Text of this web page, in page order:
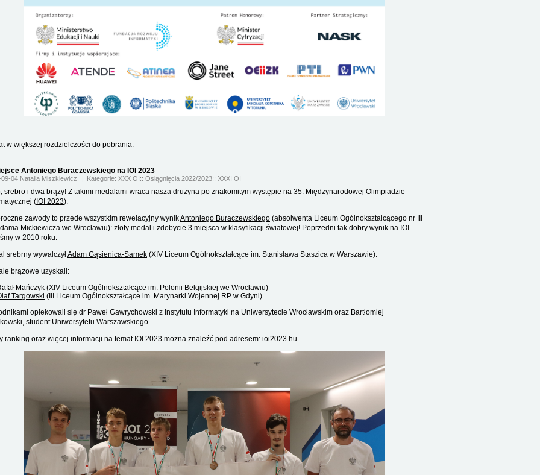
w większej rozdzielczości do pobrania.
Antoniego Buraczewskiego na IOI 2023
04 Natalia Miszkiewicz Kategorie: XXX OI Osiągnięcia 2022/2023 XXXI OI
srebro i dwa brązy! Z takimi medalami wraca nasza drużyna po znakomitym występie na 35. Międzynarodowej Olimpiadzie
( IOI 2023).
zawody to przede wszystkim rewelacyjny wynikAntoniego Buraczewskiego (absolwenta Liceum Ogólnokształcącego nr III
Mickiewicza we Wrocławiu): złoty medal i zdobycie 3 miejsca w klasyfikacji światowej! Poprzedni tak dobry wynik na IOI
w 2010 roku.
srebrny wywalczyłAdam Gąsienica-Samek (XIV Liceum Ogólnokształcące im. Stanisława Staszica w Warszawie).
brązowe uzyskali:
Mańczyk (XIV Liceum Ogólnokształcące im. Polonii Belgijskiej we Wrocławiu)
Targowski (III Liceum Ogólnokształcące im. Marynarki Wojennej RP w Gdyni).
opiekowali się dr Paweł Gawrychowski z Instytutu Informatyki na Uniwersytecie Wrocławskim oraz Bartłomiej
student Uniwersytetu Warszawskiego.
ranking oraz więcej informacji na temat IOI 2023 można znaleźć pod adresem: ioi2023.hu